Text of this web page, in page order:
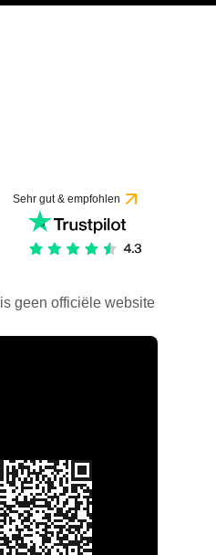
Sehr gut & empfohlen
geen officiële website